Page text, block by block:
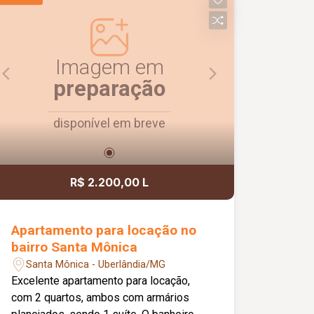
Imagem em
preparação
disponível em breve
R$ 2.200,00 L
Apartamento para locação no
bairro Santa Mônica
Santa Mônica - Uberlândia/MG
Excelente apartamento para locação,
com 2 quartos, ambos com armários